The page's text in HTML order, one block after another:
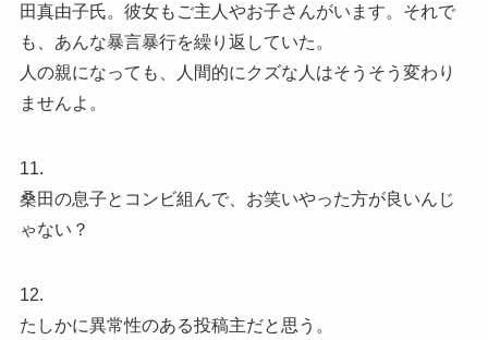
田真由子氏。彼女もご主人やお子さんがいます。それで
も、あんな暴言暴行を繰り返していた。
人の親になっても、人間的にクズな人はそうそう変わり
ませんよ。
11.
桑田の息子とコンビ組んで、お笑いやった方が良いんじ
ゃない？
12.
たしかに異常性のある投稿主だと思う。